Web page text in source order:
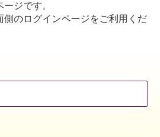
ジです。
側のログインページをご利用くだ